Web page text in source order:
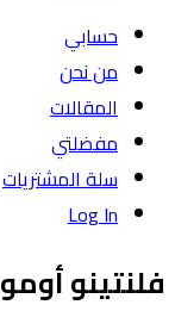
حسابي
من نحن
المقالات
مفضلتي
سلة المشتريات
Log In
فلنتينو أومو 0285